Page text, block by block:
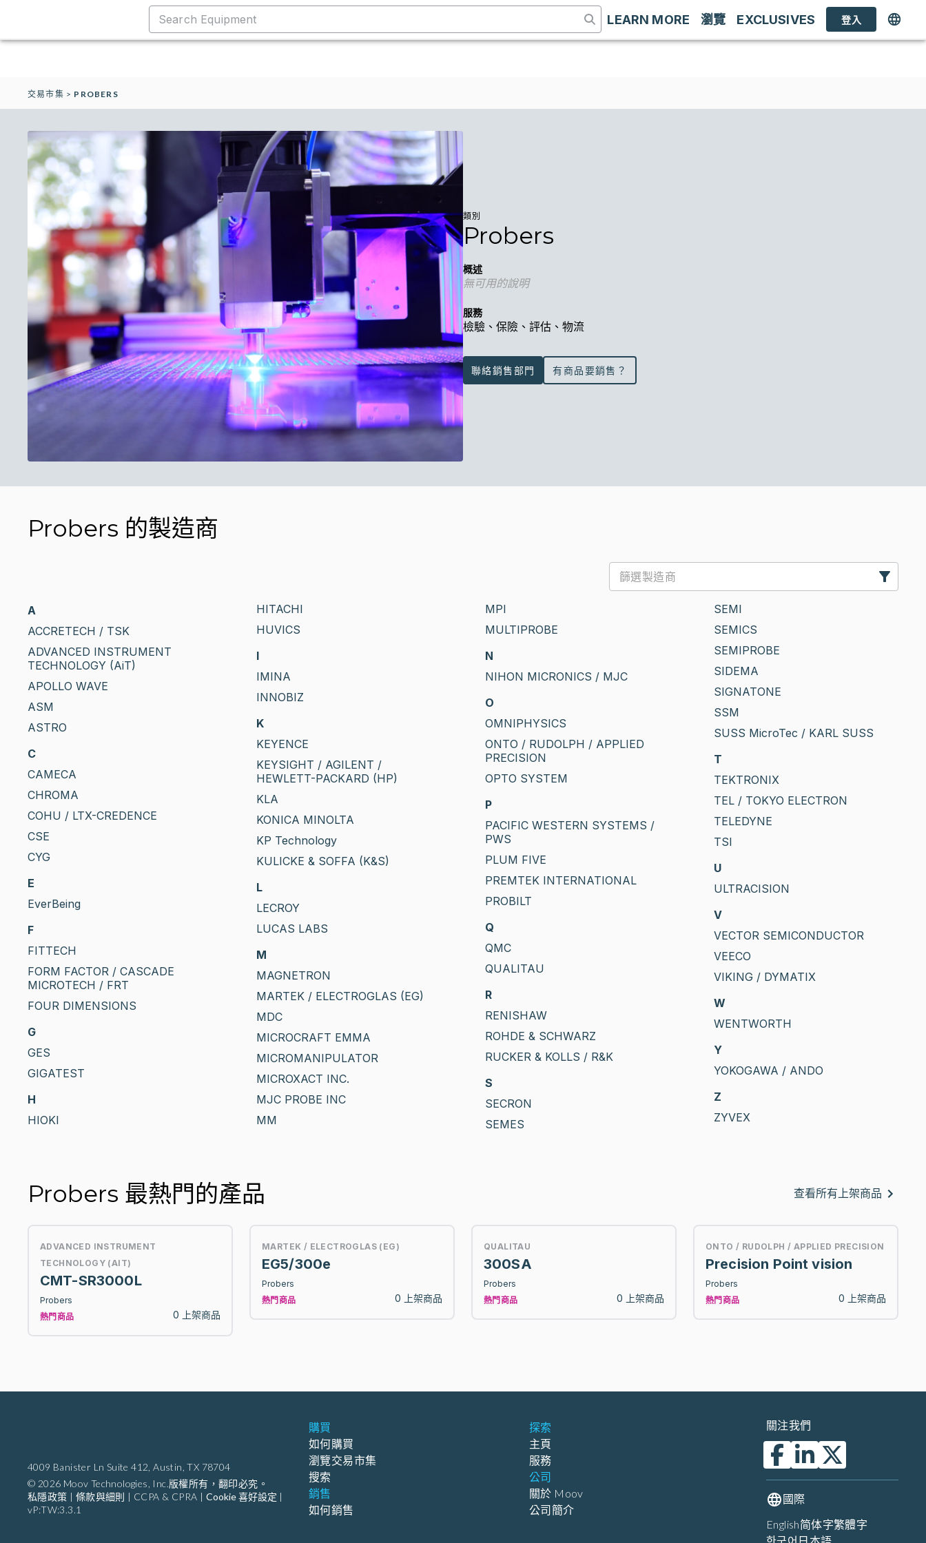
LEARN MORE 瀏覽 EXCLUSIVES 登入
交易市集 > PROBERS
類別
Probers
概述
無可用的說明
服務
檢驗、保險、評估、物流
聯絡銷售部門 有商品要銷售？
Probers 的製造商
A
ACCRETECH / TSK
ADVANCED INSTRUMENT
TECHNOLOGY (AiT)
APOLLO WAVE
ASM
ASTRO
C
CAMECA
CHROMA
COHU / LTX-CREDENCE
CSE
CYG
E
EverBeing
F
FITTECH
FORM FACTOR / CASCADE
MICROTECH / FRT
FOUR DIMENSIONS
G
GES
GIGATEST
H
HIOKI
HITACHI
HUVICS
I
IMINA
INNOBIZ
K
KEYENCE
KEYSIGHT / AGILENT /
HEWLETT-PACKARD (HP)
KLA
KONICA MINOLTA
KP Technology
KULICKE & SOFFA (K&S)
L
LECROY
LUCAS LABS
M
MAGNETRON
MARTEK / ELECTROGLAS (EG)
MDC
MICROCRAFT EMMA
MICROMANIPULATOR
MICROXACT INC.
MJC PROBE INC
MM
MPI
MULTIPROBE
N
NIHON MICRONICS / MJC
O
OMNIPHYSICS
ONTO / RUDOLPH / APPLIED
PRECISION
OPTO SYSTEM
P
PACIFIC WESTERN SYSTEMS /
PWS
PLUM FIVE
PREMTEK INTERNATIONAL
PROBILT
Q
QMC
QUALITAU
R
RENISHAW
ROHDE & SCHWARZ
RUCKER & KOLLS / R&K
S
SECRON
SEMES
SEMI
SEMICS
SEMIPROBE
SIDEMA
SIGNATONE
SSM
SUSS MicroTec / KARL SUSS
T
TEKTRONIX
TEL / TOKYO ELECTRON
TELEDYNE
TSI
U
ULTRACISION
V
VECTOR SEMICONDUCTOR
VEECO
VIKING / DYMATIX
W
WENTWORTH
Y
YOKOGAWA / ANDO
Z
ZYVEX
Probers 最熱門的產品 查看所有上架商品
ADVANCED INSTRUMENT
TECHNOLOGY (AIT)
CMT-SR3000L
Probers
熱門商品
0 上架商品
MARTEK / ELECTROGLAS (EG)
EG5/300e
Probers
熱門商品
0 上架商品
QUALITAU
300SA
Probers
熱門商品
0 上架商品
ONTO / RUDOLPH / APPLIED PRECISION
Precision Point vision
Probers
熱門商品
0 上架商品
4009 Banister Ln Suite 412, Austin, TX 78704
© 2026 Moov Technologies, Inc.版權所有，翻印必究。
私隱政策 | 條款與細則 | CCPA & CPRA | Cookie 喜好設定 |
vP:TW:3.3.1
購買
如何購買
瀏覽交易市集
搜索
銷售
如何銷售
探索
主頁
服務
公司
關於 Moov
公司簡介
關注我們
國際
English简体字繁體字